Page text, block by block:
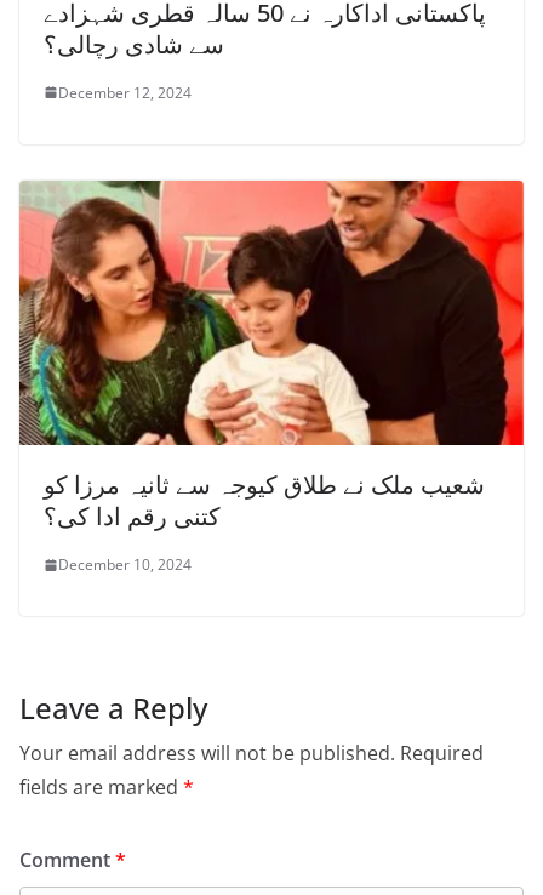
پاکستانی اداکارہ نے 50 سالہ قطری شہزادے
سے شادی رچالی؟
December 12, 2024
شعیب ملک نے طلاق کیوجہ سے ثانیہ مرزا کو
کتنی رقم ادا کی؟
December 10, 2024
Leave a Reply
Your email address will not be published. Required
fields are marked *
Comment*